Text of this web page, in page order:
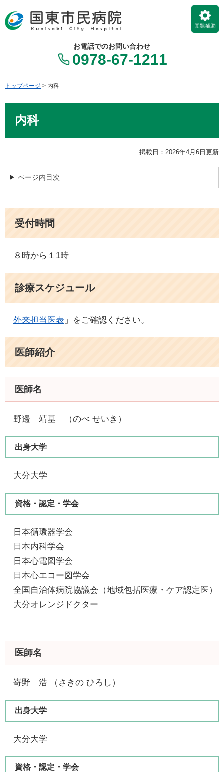
ー
ジ
ニ
ュ
て
お電話でのお問い合わせ
0978-67-1211
トップページ > 内科
内科
掲載日：2026年4月6日更新
ページ内目次
受付時間
８時から１1時
診療スケジュール
「 外来担当医表 」をご確認ください。​
医師紹介
医師名
野邊 靖基 （のべ せいき）
出身大学
大分大学
資格・認定・学会
日本循環器学会
日本内科学会
日本心電図学会
日本心エコー図学会
全国自治体病院協議会（地域包括医療・ケア認定医）
大分オレンジドクター
医師名
嵜野 浩 （さきの ひろし）
出身大学
大分大学
資格・認定・学会